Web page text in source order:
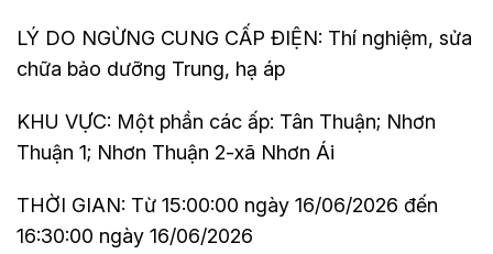
LÝ DO NGỪNG CUNG CẤP ĐIỆN: Thí nghiệm, sửa
chữa bảo dưỡng Trung, hạ áp
KHU VỰC: Một phần các ấp: Tân Thuận; Nhơn
Thuận 1; Nhơn Thuận 2-xã Nhơn Ái
THỜI GIAN: Từ 15:00:00 ngày 16/06/2026 đến
16:30:00 ngày 16/06/2026